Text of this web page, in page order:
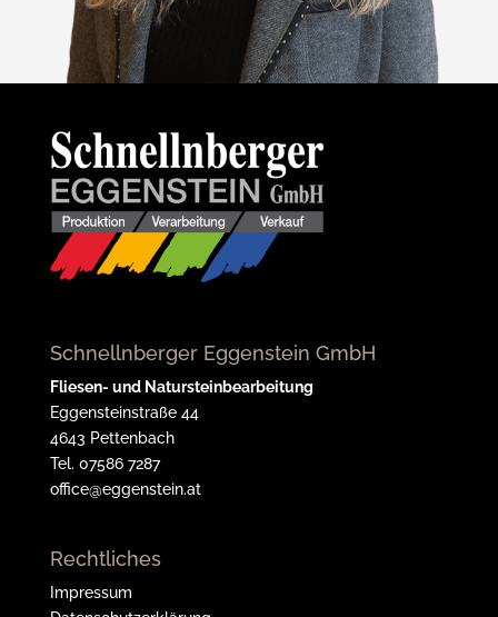
Schnellnberger Eggenstein GmbH
Fliesen- und Natursteinbearbeitung
Eggensteinstraße 44
4643 Pettenbach
Tel. 07586 7287
office@eggenstein.at
Rechtliches
Impressum